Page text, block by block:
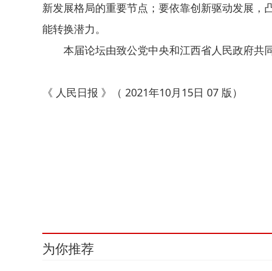
新发展格局的重要节点；要依靠创新驱动发展
能转换潜力。
本届论坛由致公党中央和江西省人民政府共同
《 人民日报 》（ 2021年10月15日 07 版）
为你推荐